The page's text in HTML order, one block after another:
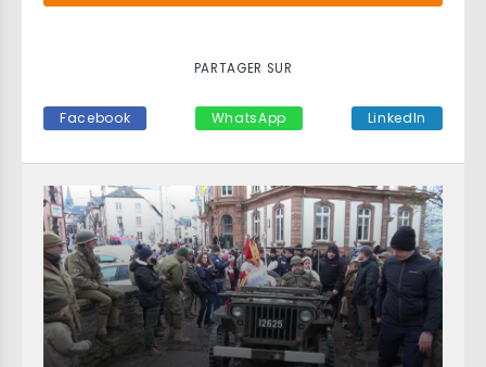
PARTAGER SUR
Facebook WhatsApp LinkedIn